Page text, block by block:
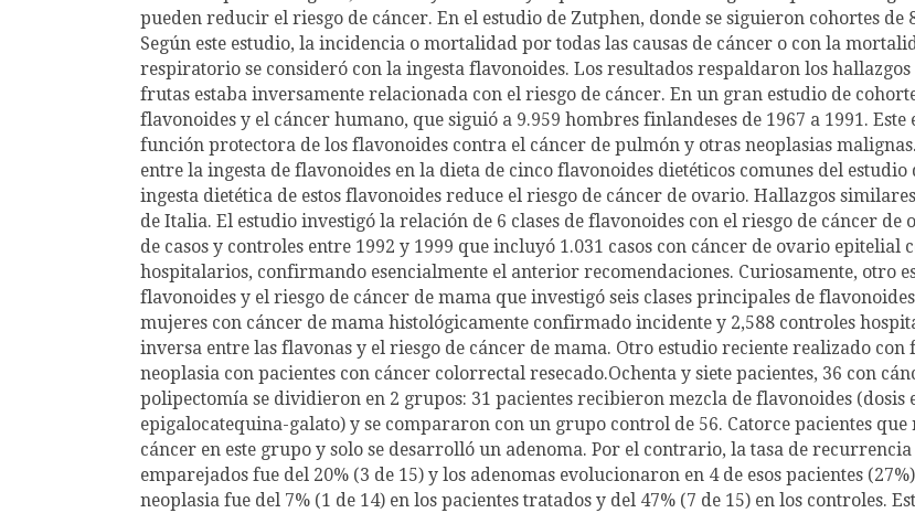
pueden reducir el riesgo de cáncer. En el estudio de Zutphen, donde se siguieron cohortes
Según este estudio, la incidencia o mortalidad por todas las causas de cáncer o con la
respiratorio se consideró con la ingesta flavonoides. Los resultados respaldaron los
frutas estaba inversamente relacionada con el riesgo de cáncer. En un gran estudio de
flavonoides y el cáncer humano, que siguió a 9.959 hombres finlandeses de 1967 a 1991.
función protectora de los flavonoides contra el cáncer de pulmón y otras neoplasias
entre la ingesta de flavonoides en la dieta de cinco flavonoides dietéticos comunes del
ingesta dietética de estos flavonoides reduce el riesgo de cáncer de ovario. Hallazgos
de Italia. El estudio investigó la relación de 6 clases de flavonoides con el riesgo de cáncer
de casos y controles entre 1992 y 1999 que incluyó 1.031 casos con cáncer de ovario
hospitalarios, confirmando esencialmente el anterior recomendaciones. Curiosamente, otro
flavonoides y el riesgo de cáncer de mama que investigó seis clases principales de
mujeres con cáncer de mama histológicamente confirmado incidente y 2,588 controles
inversa entre las flavonas y el riesgo de cáncer de mama. Otro estudio reciente realizado
neoplasia con pacientes con cáncer colorrectal resecado.Ochenta y siete pacientes, 36 con
polipectomía se dividieron en 2 grupos: 31 pacientes recibieron mezcla de flavonoides
epigalocatequina-galato) y se compararon con un grupo control de 56. Catorce pacientes
cáncer en este grupo y solo se desarrolló un adenoma. Por el contrario, la tasa de
emparejados fue del 20% (3 de 15) y los adenomas evolucionaron en 4 de esos pacientes
neoplasia fue del 7% (1 de 14) en los pacientes tratados y del 47% (7 de 15) en los controles.